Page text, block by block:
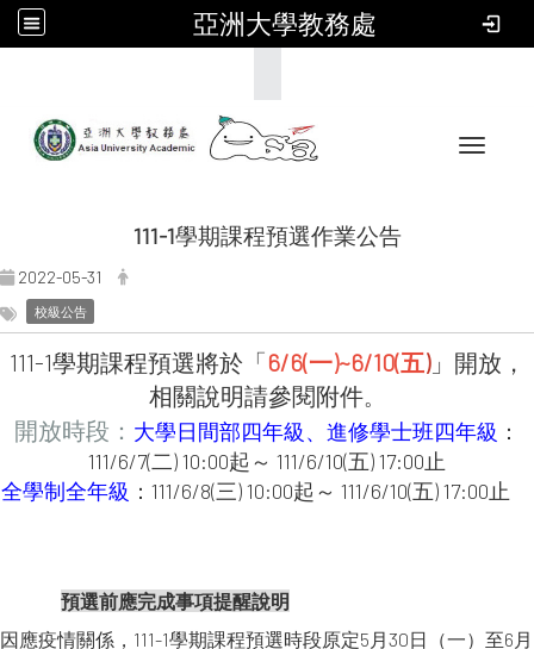
亞洲大學教務處
Toggle
111-1學期課程預選作業公告
2022-05-31
校級公告
111-1學期課程預選將於「6/6(一)~6/10(五)」開放，
相關說明請參閱附件。
開放時段： 大學日間部四年級、進修學士班四年級 ：
111/6/7(二) 10:00起～ 111/6/10(五) 17:00止
全學制全年級 ：111/6/8(三) 10:00起～ 111/6/10(五) 17:00止
預選前應完成事項提醒說明
因應疫情關係，111-1學期課程預選時段原定5月30日（一）至6月